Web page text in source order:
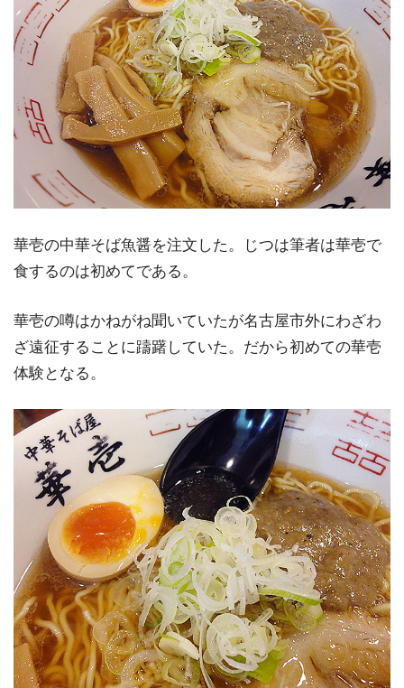
華壱の中華そば魚醤を注文した。じつは筆者は華壱で
食するのは初めてである。
華壱の噂はかねがね聞いていたが名古屋市外にわざわ
ざ遠征することに躊躇していた。だから初めての華壱
体験となる。